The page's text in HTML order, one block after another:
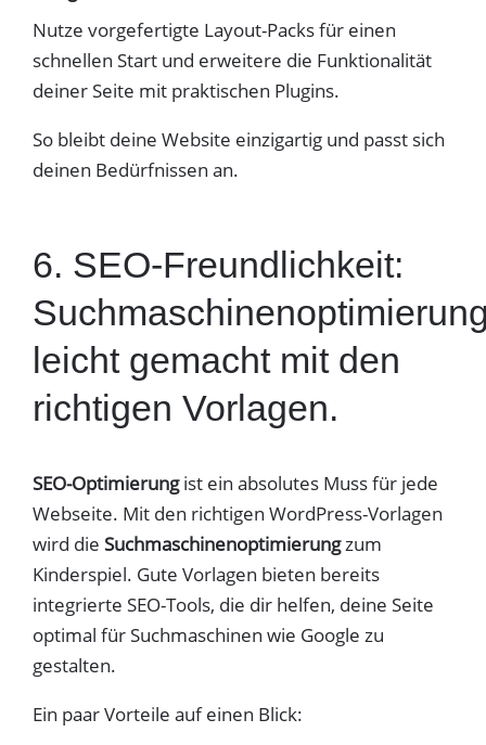
Nutze vorgefertigte Layout-Packs für einen
schnellen Start und erweitere die Funktionalität
deiner Seite mit praktischen Plugins.
So bleibt deine Website einzigartig und passt sich
deinen Bedürfnissen an.
6. SEO-Freundlichkeit:
leicht gemacht mit den
richtigen Vorlagen.
SEO-Optimierungist ein absolutes Muss für jede
Webseite. Mit den richtigen WordPress-Vorlagen
wird die Suchmaschinenoptimierungzum
Kinderspiel. Gute Vorlagen bieten bereits
integrierte SEO-Tools, die dir helfen, deine Seite
optimal für Suchmaschinen wie Google zu
gestalten.
Ein paar Vorteile auf einen Blick: